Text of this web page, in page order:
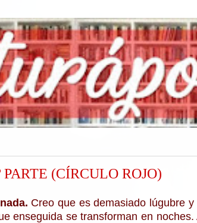
(CÍRCULO ROJO)
Creo que es demasiado lúgubre
enseguida se transforman en